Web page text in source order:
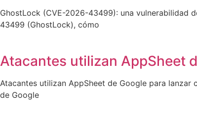
GhostLock (CVE-2026-43499): una vulnerabilidad
43499 (GhostLock), cómo
Atacantes utilizan AppSheet
Atacantes utilizan AppSheet de Google para
de Google